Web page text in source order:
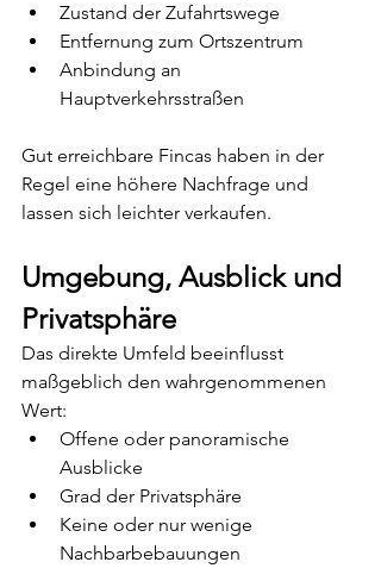
Zustand der Zufahrtswege
Entfernung zum Ortszentrum
Anbindung an
Hauptverkehrsstraßen
Gut erreichbare Fincas haben in der
Regel eine höhere Nachfrage und
lassen sich leichter verkaufen.
Umgebung, Ausblick und
Privatsphäre
Das direkte Umfeld beeinflusst
maßgeblich den wahrgenommenen
Wert:
Offene oder panoramische
Ausblicke
Grad der Privatsphäre
Keine oder nur wenige
Nachbarbebauungen